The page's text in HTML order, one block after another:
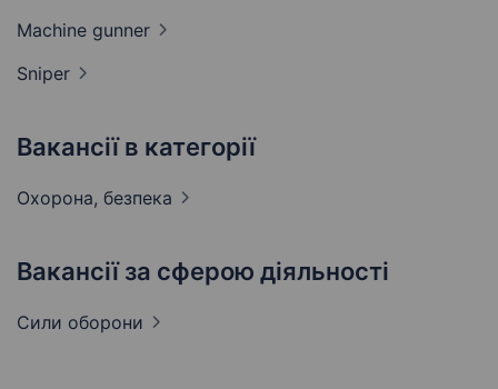
Machine gunner
Sniper
Вакансії в категорії
Охорона, безпека
Вакансії за сферою діяльності
Сили оборони